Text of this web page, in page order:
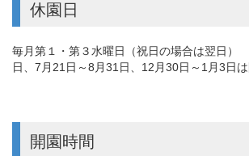
休園日
毎月第１・第３水曜日（祝日の場合は翌日）
日、7月21日～8月31日、12月30日～1月3日は
開園時間